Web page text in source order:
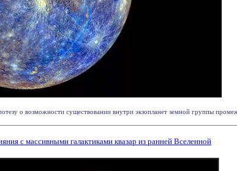
о возможности существовании внутри экзопланет земной группы
с массивными галактиками квазар из ранней Вселенной